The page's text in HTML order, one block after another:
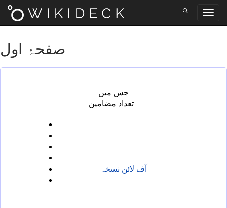
صفحۂ اول
جس میں
تعداد مضامین
آف لائن نسخہ